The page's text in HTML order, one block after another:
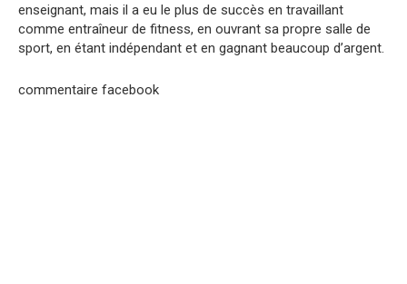
enseignant, mais il a eu le plus de succès en travaillant
comme entraîneur de fitness, en ouvrant sa propre salle de
sport, en étant indépendant et en gagnant beaucoup d’argent.
commentaire facebook